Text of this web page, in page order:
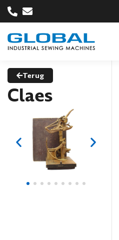
Terug
Claes